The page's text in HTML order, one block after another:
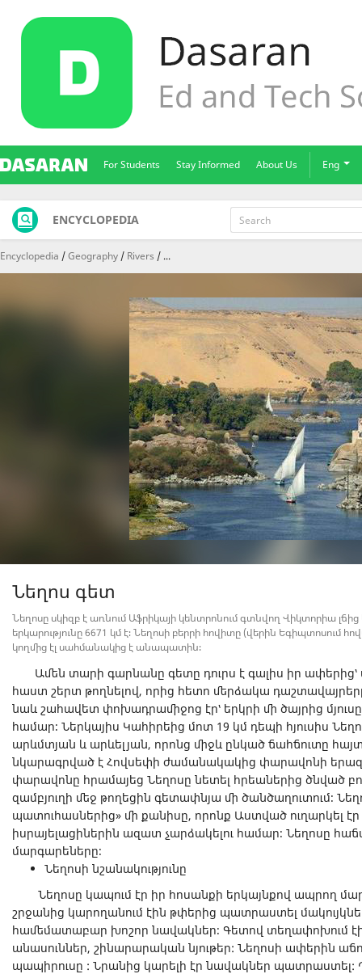
For Students Stay Informed About Us Eng
ENCYCLOPEDIA
Encyclopedia Geography Rivers ...
Նեղոս գետ
Նեղոսը սկիզբ է առնում Աֆրիկայի կենտրոնում գտնվող Վիկտորիա
երկարությունը 6671 կմ է։ Նեղոսի բերրի հովիտը (վերին Եգիպտոսում
կողմից էլ սահմանակից է անապատին։
Ամեն տարի գարնանը գետը դուրս է գալիս իր ափերից՝
հաստ շերտ թողնելով, որից հետո մերձակա
նաև շահավետ փոխադրամիջոց էր՝ երկրի մի ծայրից
համար։ Ներկայիս Կահիրեից մոտ 19 կմ դեպի հյուսիս
արևմտյան և արևելյան, որոնց միջև ընկած ճահճուտը
նկարագրված է Հովսեփի ժամանակակից փարավոնի
փարավոնը հրամայեց Նեղոսը նետել հրեաներից ծնված
զամբյուղի մեջ թողեցին գետափնյա մի ծանծաղուտում։
պատուհասներից» մի քանիսը, որոնք Աստված ուղարկել
իսրայելացիներին ազատ չարձակելու համար։ Նեղոսը
մարգարեները։
Նեղոսի նշանակությունը
Նեղոսը կապում էր իր հոսանքի երկայնքով ապրող
շրջանից կարողանում էին թփերից պատրաստել
համեմատաբար խոշոր նավակներ։ Գետով տեղափոխում
անասուններ, շինարարական նյութեր: Նեղոսի ափերին
պապիրուսը : Նրանից կարելի էր նավակներ պատրաստել: